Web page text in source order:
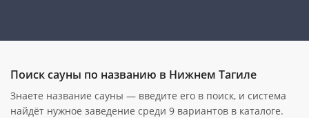
Поиск сауны по названию в Нижнем Тагиле
Знаете название сауны — введите его в поиск, и система
найдёт нужное заведение среди 9 вариантов в каталоге.